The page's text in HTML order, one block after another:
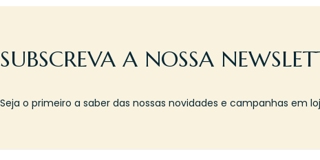
SUBSCREVA A NOSSA
Seja o primeiro a saber das nossas novidades e campanhas em